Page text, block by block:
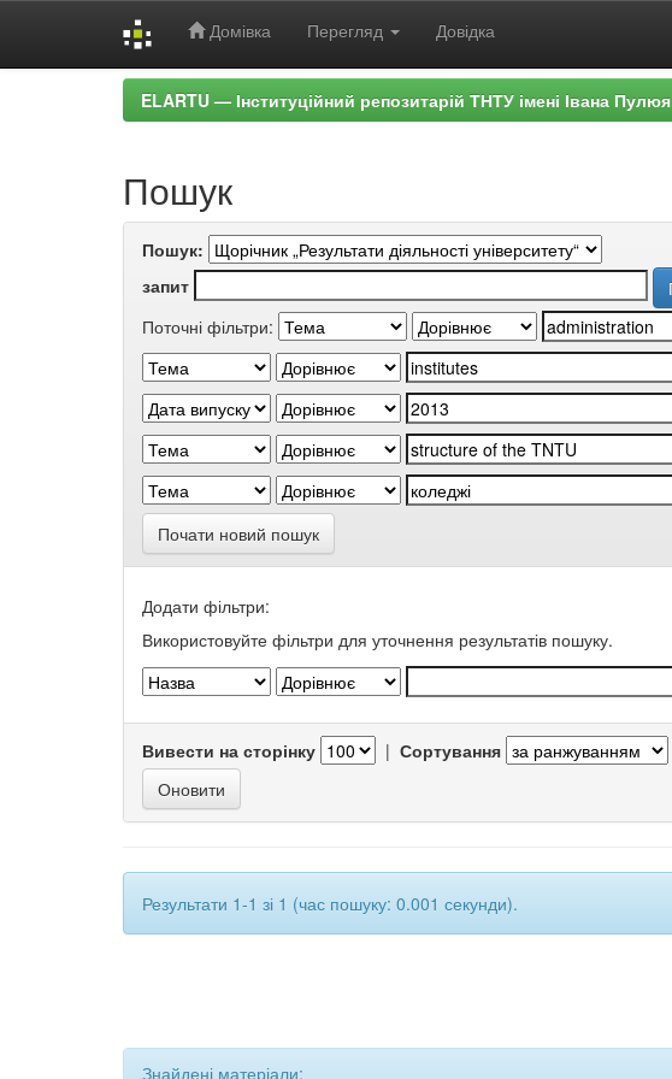
Домівка Перегляд Довідка
ELARTU — Інституційний репозитарій ТНТУ імені Івана Пулюя
Пошук
Пошук:
запит
Поточні фільтри:
Почати новий пошук
Додати фільтри:
Використовуйте фільтри для уточнення результатів пошуку.
Вивести на сторінку | Сортування
Результати 1-1 зі 1 (час пошуку: 0.001 секунди).
Знайдені матеріали: